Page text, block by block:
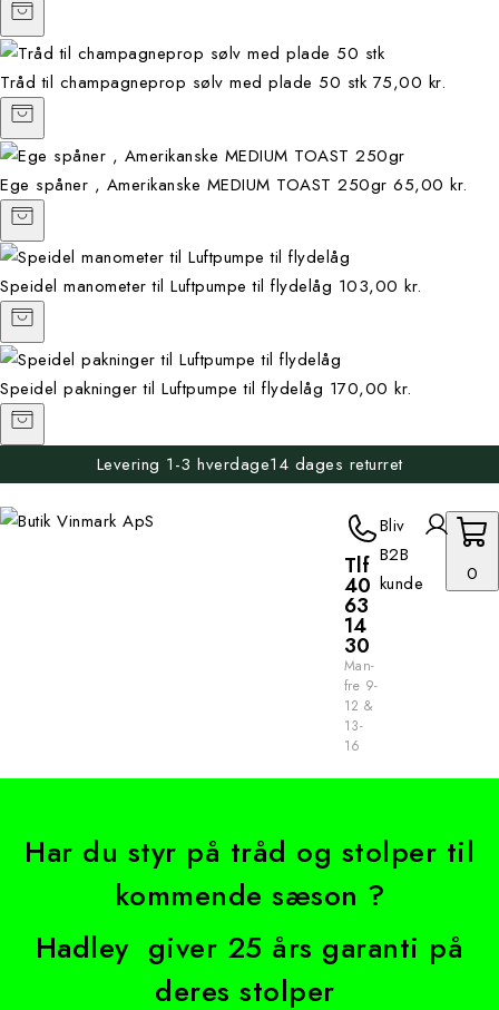
Tråd til champagneprop sølv med plade 50 stk 75,00 kr.
Ege spåner , Amerikanske MEDIUM TOAST 250gr 65,00 kr.
Speidel manometer til Luftpumpe til flydelåg 103,00 kr.
Speidel pakninger til Luftpumpe til flydelåg 170,00 kr.
Levering 1-3 hverdage14 dages returret
Tlf
40
63
14
30
Man-
fre 9-
12 &
13-
16
Bliv
B2B
kunde
0
Har du styr på tråd og stolper til
kommende sæson ?
Hadley giver 25 års garanti på
deres stolper